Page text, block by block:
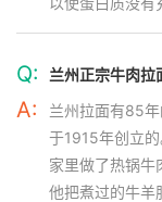
Q: 兰州正宗牛肉拉
A:
兰州拉面有85
于1915年创立
家里做了热锅牛
他把煮过的牛羊